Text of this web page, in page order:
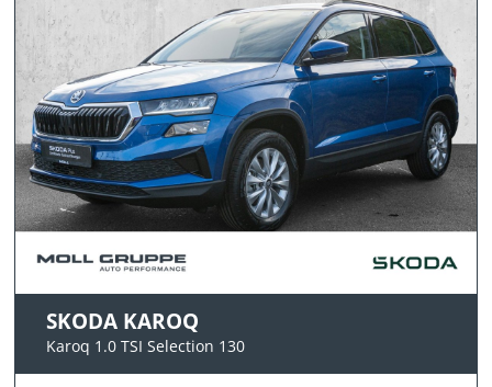
SKODA KAROQ
Karoq 1.0 TSI Selection 130